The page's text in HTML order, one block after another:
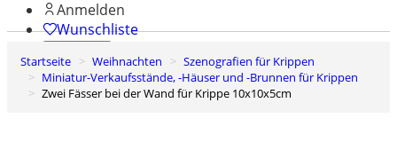
Anmelden
Wunschliste
0
Warenkorb
Startseite Weihnachten
Szenografien für Krippen
Miniatur-Verkaufsstände, -Häuser und -Brunnen für Krippen
Zwei Fässer bei der Wand für Krippe 10x10x5cm